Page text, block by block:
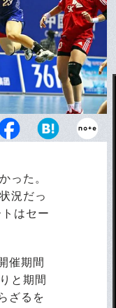
。全勝対決となった韓
った。
況だっ
はセー
催期間
と期間
ざるを